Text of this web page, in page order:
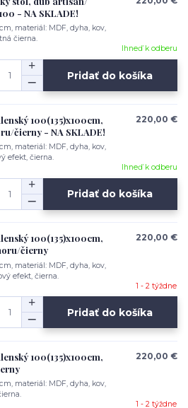
- NA SKLADE!
materiál: MDF, dyha, kov,
čierna.
Ihneď k odberu
Pridať do košíka
100(135)x100cm,
čierny - NA SKLADE!
materiál: MDF, dyha, kov,
efekt, čierna.
220,00 €
Ihneď k odberu
Pridať do košíka
100(135)x100cm,
čierny
materiál: MDF, dyha, kov,
efekt, čierna.
220,00 €
1 - 2 týždne
Pridať do košíka
100(135)x100cm,
materiál: MDF, dyha, kov,
220,00 €
1 - 2 týždne